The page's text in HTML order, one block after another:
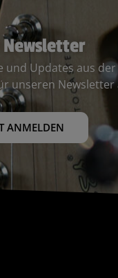
Newsletter
und Updates aus
unseren Newsletter
ANMELDEN